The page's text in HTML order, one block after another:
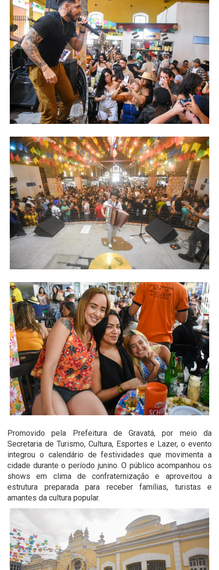
Promovido pela Prefeitura de Gravatá, por meio da
Secretaria de Turismo, Cultura, Esportes e Lazer, o evento
integrou o calendário de festividades que movimenta a
cidade durante o período junino. O público acompanhou os
shows em clima de confraternização e aproveitou a
estrutura preparada para receber famílias, turistas e
amantes da cultura popular.